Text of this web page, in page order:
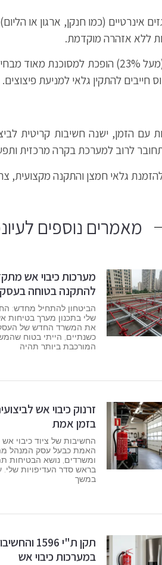
אינרטיים (כמו חנקן, ארגון או
סביבה המועשרת בחמצן (מעל 23%)
להתקין גלאי למניעת פיצוצים.
עם הזמן, ישנה חשיבות קריטית
לרוב למערכת בקרה מרכזית
גלאי חמצן והתקנה מקצועית,
מאמרים נוספים
מערכות כיבוי אש
להתקנה בטוחה
הביטחון להתחיל מחדש:
שלי בתכנון מערך בטיחות
את המשרד החדש של העסק
כשנתיים, הייתי בטוח
המורכבת ביותר תהיה
זרנוק כיבוי אש
בזמן אמת
החשיבות של ציוד כיבוי אש
האמת כבעל עסק המנהל
ומשרדים, נושא הבטיחות
בראש סדר העדיפויות
במשך
תקן ת"י 1596
במערכות כיבוי אש